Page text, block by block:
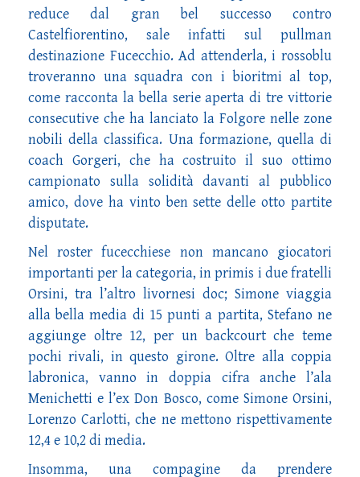
reduce dal gran bel successo contro
Castelfiorentino, sale infatti sul pullman
destinazione Fucecchio. Ad attenderla, i rossoblu
troveranno una squadra con i bioritmi al top,
come racconta la bella serie aperta di tre vittorie
consecutive che ha lanciato la Folgore nelle zone
nobili della classifica. Una formazione, quella di
coach Gorgeri, che ha costruito il suo ottimo
campionato sulla solidità davanti al pubblico
amico, dove ha vinto ben sette delle otto partite
disputate.
Nel roster fucecchiese non mancano giocatori
importanti per la categoria, in primis i due fratelli
Orsini, tra l’altro livornesi doc; Simone viaggia
alla bella media di 15 punti a partita, Stefano ne
aggiunge oltre 12, per un backcourt che teme
pochi rivali, in questo girone. Oltre alla coppia
labronica, vanno in doppia cifra anche l’ala
Menichetti e l’ex Don Bosco, come Simone Orsini,
Lorenzo Carlotti, che ne mettono rispettivamente
12,4 e 10,2 di media.
Insomma, una compagine da prendere